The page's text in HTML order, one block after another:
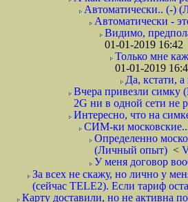
Автоматически.. (-)
Автоматически -
Видимо,
01-01-2019 16:42
Только мне
01-01-2019
Да, кстати,
Вчера привезли симку
2G ни в одной сети не
Интересно, что на
СИМ-ки
Определенно
(Личный опыт) <
У меня договор
За всех не скажу, но лично у
(сейчас TELE2). Если тариф
Карту доставили, но не активна